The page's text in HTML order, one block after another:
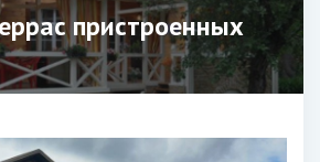
пристроенных